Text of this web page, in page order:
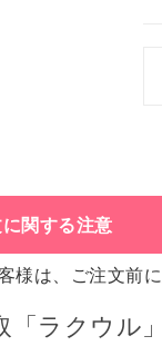
関する注意
様は、ご注文前に
ラクウル」